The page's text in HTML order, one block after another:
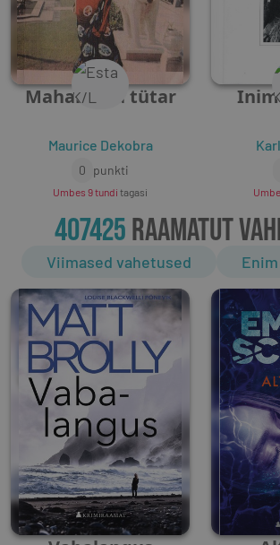
Maharadža tütar
Maurice Dekobra
0 punkti
Umbes 9 tundi tagasi
407425RAAMATUT
Viimased vahetused